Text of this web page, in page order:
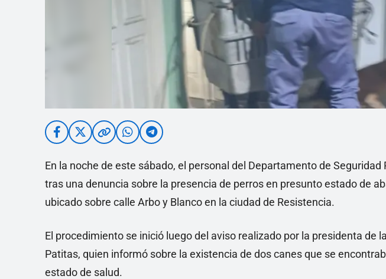
En la noche de este sábado, el personal del Departamento de
tras una denuncia sobre la presencia de perros en presunto estado de
ubicado sobre calle Arbo y Blanco en la ciudad de Resistencia.
El procedimiento se inició luego del aviso realizado por la presidenta de
Patitas, quien informó sobre la existencia de dos canes que se
estado de salud.